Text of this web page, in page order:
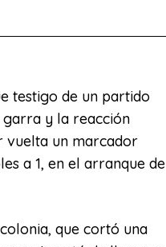
testigo de un partido
garra y la reacción
vuelta un marcador
a 1, en el arranque de
que cortó una